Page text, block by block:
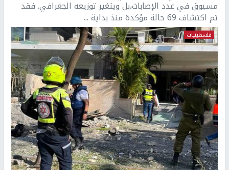
مسبوق في عدد الإصابات،بل ويتغير توزيعه الجغرافي. فقد
تم اكتشاف 69 حالة مؤكدة منذ بداية ...
فلسطينيات